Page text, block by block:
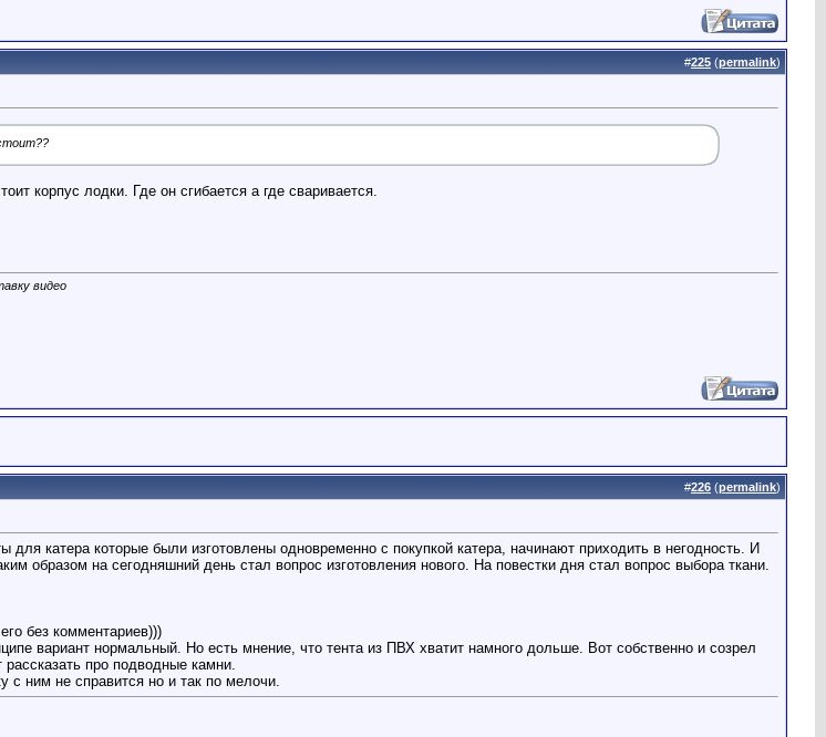
#225 (permalink)
корпус лодки. Где он сгибается а где сваривается.
видео
#226 (permalink)
катера которые были изготовлены одновременно с покупкой катера, начинают приходить в негодность. И
образом на сегодняшний день стал вопрос изготовления нового. На повестки дня стал вопрос выбора ткани.
без комментариев)))
вариант нормальный. Но есть мнение, что тента из ПВХ хватит намного дольше. Вот собственно и созрел
про подводные камни.
с ним не справится но и так по мелочи.